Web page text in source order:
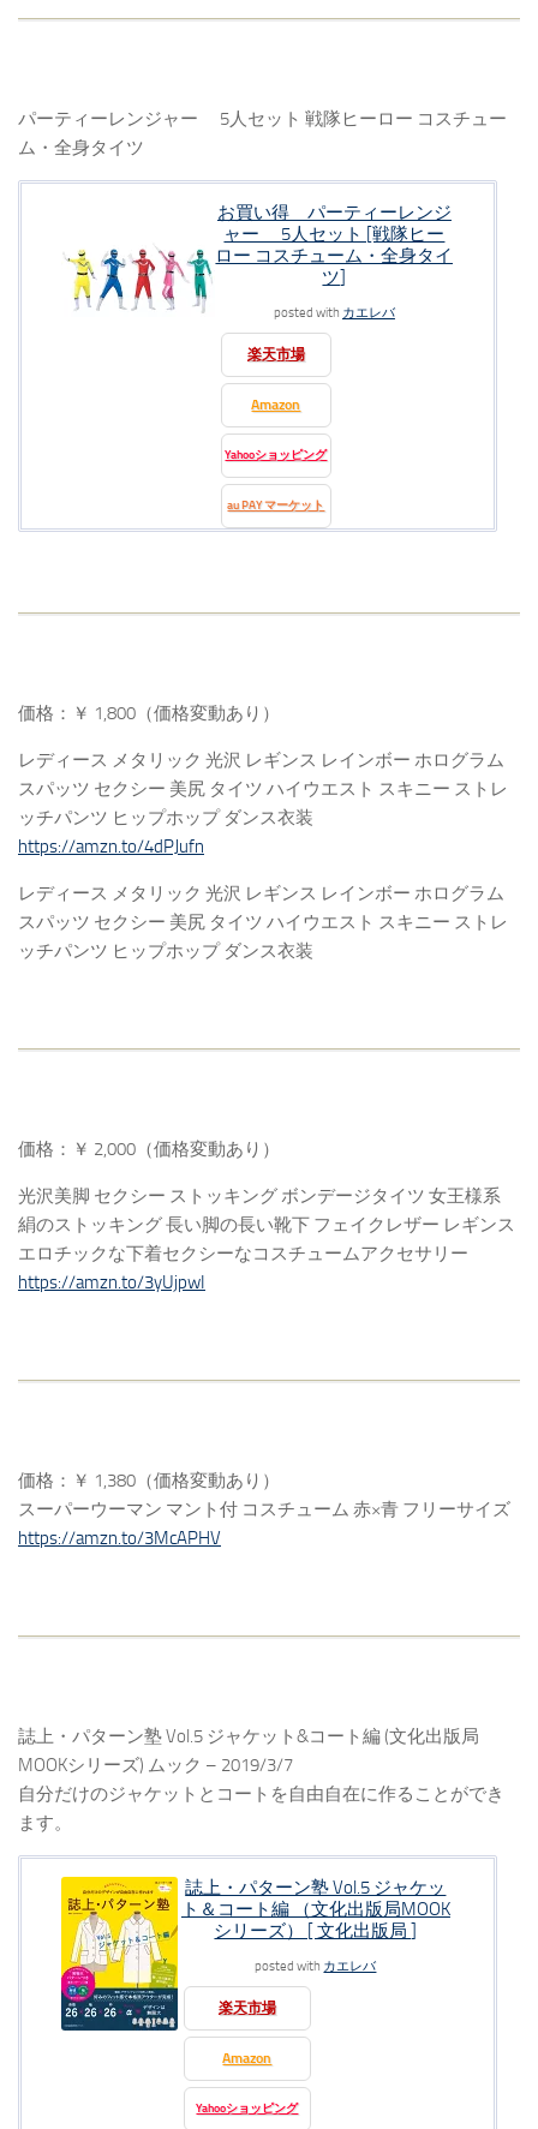
パーティーレンジャー 5人セット 戦隊ヒーロー コスチュー
ム・全身タイツ
お買い得 パーティーレンジ
ャー 5人セット [戦隊ヒー
ロー コスチューム・全身タイ
ツ]
posted with カエレバ
楽天市場
Amazon
Yahooショッピング
au PAY マーケット
価格：￥ 1,800（価格変動あり）
レディース メタリック 光沢 レギンス レインボー ホログラム
スパッツ セクシー 美尻 タイツ ハイウエスト スキニー ストレ
ッチパンツ ヒップホップ ダンス衣装
https://amzn.to/4dPJufn
レディース メタリック 光沢 レギンス レインボー ホログラム
スパッツ セクシー 美尻 タイツ ハイウエスト スキニー ストレ
ッチパンツ ヒップホップ ダンス衣装
価格：￥ 2,000（価格変動あり）
光沢美脚 セクシー ストッキング ボンデージタイツ 女王様系
絹のストッキング 長い脚の長い靴下 フェイクレザー レギンス
エロチックな下着セクシーなコスチュームアクセサリー
https://amzn.to/3yUjpwI
価格：￥ 1,380（価格変動あり）
スーパーウーマン マント付 コスチューム 赤×青 フリーサイズ
https://amzn.to/3McAPHV
誌上・パターン塾 Vol.5 ジャケット&コート編 (文化出版局
MOOKシリーズ) ムック – 2019/3/7
自分だけのジャケットとコートを自由自在に作ることができ
ます。
誌上・パターン塾 Vol.5 ジャケッ
ト＆コート編 （文化出版局MOOK
シリーズ） [ 文化出版局 ]
posted with カエレバ
楽天市場
Amazon
Yahooショッピング